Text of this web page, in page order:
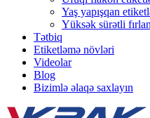
Yaş yapışqan
Yüksək sürətli
Tətbiq
Etiketləmə növləri
Videolar
Blog
Bizimlə əlaqə saxlayın